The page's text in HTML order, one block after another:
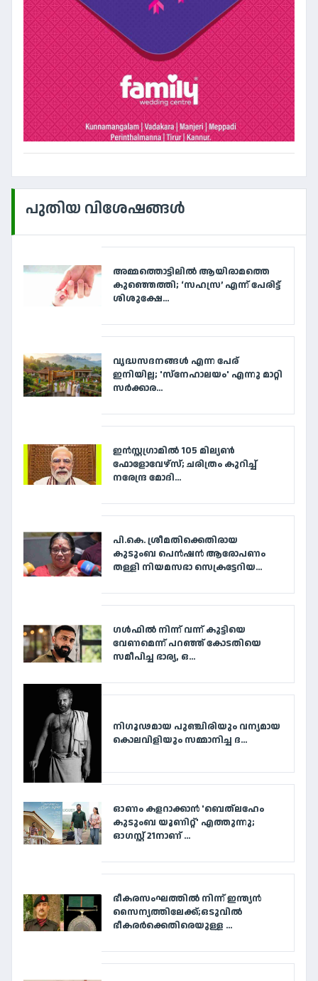
പുതിയ വിശേഷങ്ങൾ
അമ്മത്തൊട്ടിലിൽ ആയിരാമത്തെ
കുഞ്ഞെത്തി; ‘സഹസ്ര’ എന്ന് പേരിട്ട്
ശിശുക്ഷേ...
വൃദ്ധസദനങ്ങള്‍ എന്ന പേര്
ഇനിയില്ല; 'സ്‌നേഹാലയം' എന്നു മാറ്റി
സര്‍ക്കാര...
ഇൻസ്റ്റഗ്രാമിൽ 105 മില്യൺ
ഫോളോവേഴ്‌സ്; ചരിത്രം കുറിച്ച്
നരേന്ദ്ര മോദി...
പി.കെ. ശ്രീമതിക്കെതിരായ
കുടുംബ പെൻഷൻ ആരോപണം
തള്ളി നിയമസഭാ സെക്രട്ടേറിയ...
ഗൾഫിൽ നിന്ന് വന്ന് കുട്ടിയെ
വേണമെന്ന് പറഞ്ഞ് കോടതിയെ
സമീപിച്ച ഭാര്യ, ഒ...
നി​ഗൂ​ഢ​മാ​യ പു​ഞ്ചി​രി​യും വ​ന്യ​മാ​യ
കൊ​ല​വി​ളി​യും സ​മ്മാ​നി​ച്ച ദ...
ഓണം കളറാക്കാൻ 'ബെത്‌ലഹേം
കുടുംബ യൂണിറ്റ്' എത്തുന്നു;
ഓഗസ്റ്റ് 21നാണ് ...
ഭീകരസംഘത്തിൽ നിന്ന് ഇന്ത്യൻ
സൈന്യത്തിലേക്ക്;ഒടുവിൽ
ഭീകരർക്കെതിരെയുള്ള ...